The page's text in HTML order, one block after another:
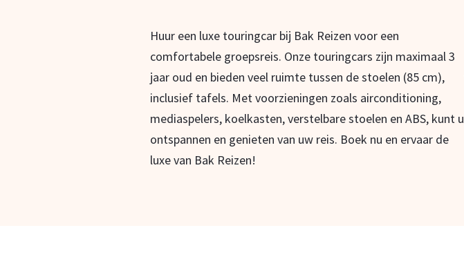
Huur een luxe touringcar bij Bak Reizen voor een
comfortabele groepsreis. Onze touringcars zijn maximaal 3
jaar oud en bieden veel ruimte tussen de stoelen (85 cm),
inclusief tafels. Met voorzieningen zoals airconditioning,
mediaspelers, koelkasten, verstelbare stoelen en ABS, kunt u
ontspannen en genieten van uw reis. Boek nu en ervaar de
luxe van Bak Reizen!